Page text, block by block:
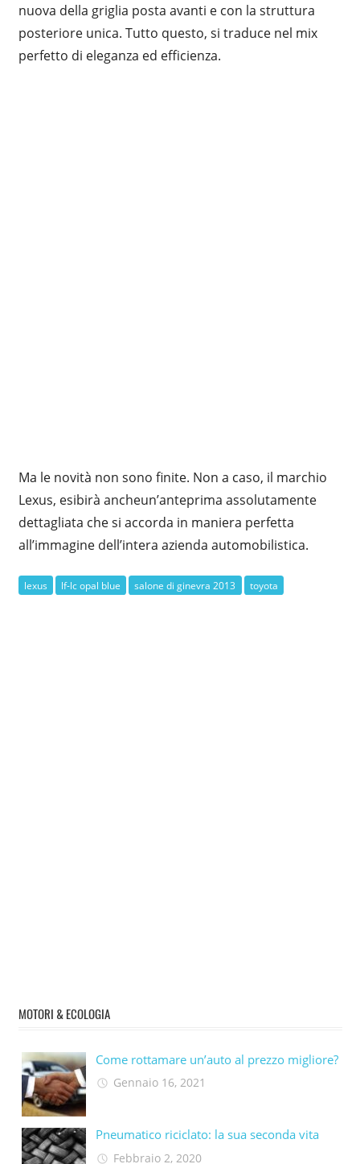
nuova della griglia posta avanti e con la struttura
posteriore unica. Tutto questo, si traduce nel mix
perfetto di eleganza ed efficienza.
Ma le novità non sono finite. Non a caso, il marchio
Lexus, esibirà ancheun’anteprima assolutamente
dettagliata che si accorda in maniera perfetta
all’immagine dell’intera azienda automobilistica.
lexus lf-lc opal blue salone di ginevra 2013 toyota
MOTORI & ECOLOGIA
Come rottamare un’auto al prezzo migliore?
Gennaio 16, 2021
Pneumatico riciclato: la sua seconda vita​
Febbraio 2, 2020